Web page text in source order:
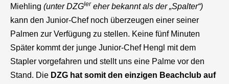
Miehling (unter DZGler eher bekannt als der „Spalter“)
kann den Junior-Chef noch überzeugen einer seiner
Palmen zur Verfügung zu stellen. Keine fünf Minuten
Später kommt der junge Junior-Chef Hengl mit dem
Stapler vorgefahren und stellt uns eine Palme vor den
Stand. Die DZG hat somit den einzigen Beachclub auf